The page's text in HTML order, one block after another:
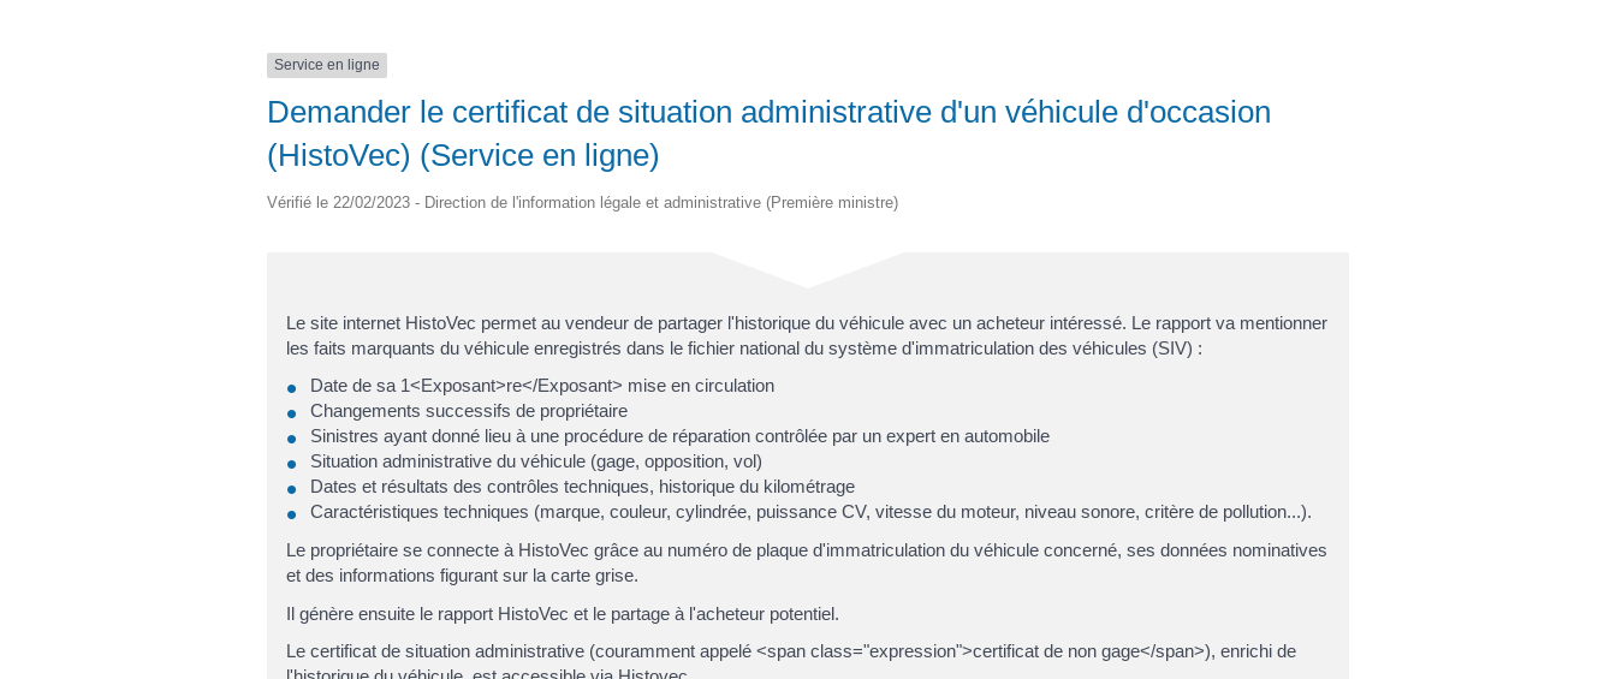
Service en ligne
Demander le certificat de situation administrative d'un véhicule d'occasion
(HistoVec) (Service en ligne)
Vérifié le 22/02/2023 - Direction de l'information légale et administrative (Première ministre)
Le site internet HistoVec permet au vendeur de partager l'historique du véhicule avec un acheteur intéressé. Le rapport va mentionner
les faits marquants du véhicule enregistrés dans le fichier national du système d'immatriculation des véhicules (SIV) :
Date de sa 1<Exposant>re</Exposant> mise en circulation
Changements successifs de propriétaire
Sinistres ayant donné lieu à une procédure de réparation contrôlée par un expert en automobile
Situation administrative du véhicule (gage, opposition, vol)
Dates et résultats des contrôles techniques, historique du kilométrage
Caractéristiques techniques (marque, couleur, cylindrée, puissance CV, vitesse du moteur, niveau sonore, critère de pollution...).
Le propriétaire se connecte à HistoVec grâce au numéro de plaque d'immatriculation du véhicule concerné, ses données nominatives
et des informations figurant sur la carte grise.
Il génère ensuite le rapport HistoVec et le partage à l'acheteur potentiel.
Le certificat de situation administrative (couramment appelé <span class="expression">certificat de non gage</span>), enrichi de